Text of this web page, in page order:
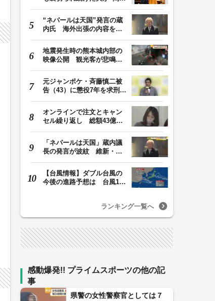
“ネパールは天国”発言の蔵
内氏 海外出張の内容を説
地震発生時の熊本城内部の
映像公開 観光客が悲鳴…
元ジャンポケ・斉藤慎二被
告（43）に懲役7年を求刑
オンラインで注文とキャン
セル繰り返し 総額43億円
「ネパールは天国」蔵内議
長の発言が波紋 維新・吉
【台風情報】ダブル台風の
今後の進路予想は 台風13
ランキング一覧へ
感動爆発!! プライムスポーツの他の記
事
県警の女性警察官としては７